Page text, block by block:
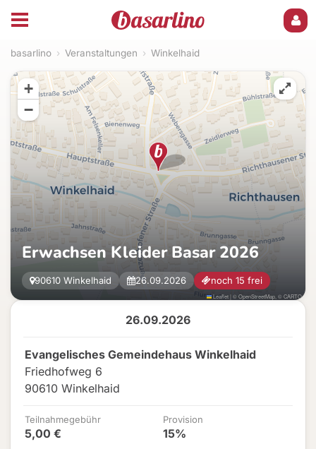
basarlino › Veranstaltungen › Winkelhaid
26.09.2026
Evangelisches Gemeindehaus Winkelhaid
Friedhofweg 6
90610 Winkelhaid
Teilnahmegebühr
5,00 €
Provision
15%
Erwachsen Kleider Basar 2026
90610 Winkelhaid 26.09.2026 noch 15 frei
+
−
Leaflet| ©OpenStreetMap , ©CARTO